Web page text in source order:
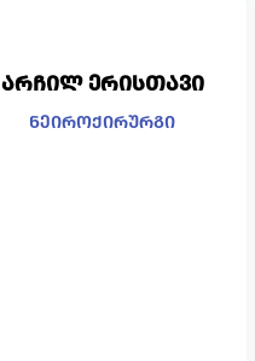
არჩილ ერისთავი
ნეიროქირურგი